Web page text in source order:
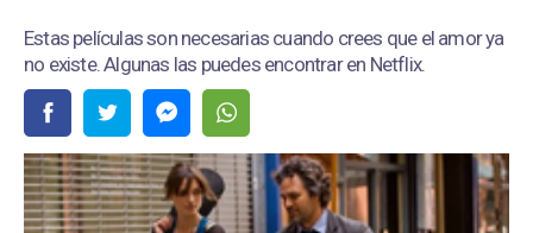
Estas películas son necesarias cuando crees que el amor ya
no existe. Algunas las puedes encontrar en Netflix.